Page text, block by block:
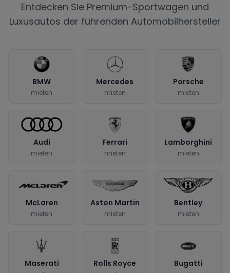
Entdecken Sie Premium-Sportwagen und
Luxusautos der führenden Automobilhersteller
BMW
mieten
Mercedes
mieten
Porsche
mieten
Audi
mieten
Ferrari
mieten
Lamborghini
mieten
McLaren
mieten
Aston Martin
mieten
Bentley
mieten
Maserati Rolls Royce Bugatti